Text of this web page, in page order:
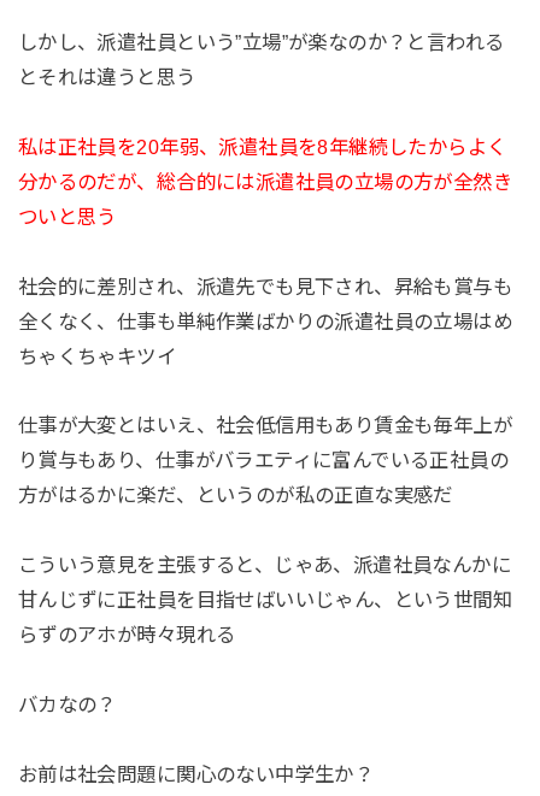
しかし、派遣社員という”立場”が楽なのか？と言われる
とそれは違うと思う
私は正社員を20年弱、派遣社員を8年継続したからよく
分かるのだが、総合的には派遣社員の立場の方が全然き
ついと思う
社会的に差別され、派遣先でも見下され、昇給も賞与も
全くなく、仕事も単純作業ばかりの派遣社員の立場はめ
ちゃくちゃキツイ
仕事が大変とはいえ、社会低信用もあり賃金も毎年上が
り賞与もあり、仕事がバラエティに富んでいる正社員の
方がはるかに楽だ、というのが私の正直な実感だ
こういう意見を主張すると、じゃあ、派遣社員なんかに
甘んじずに正社員を目指せばいいじゃん、という世間知
らずのアホが時々現れる
バカなの？
お前は社会問題に関心のない中学生か？